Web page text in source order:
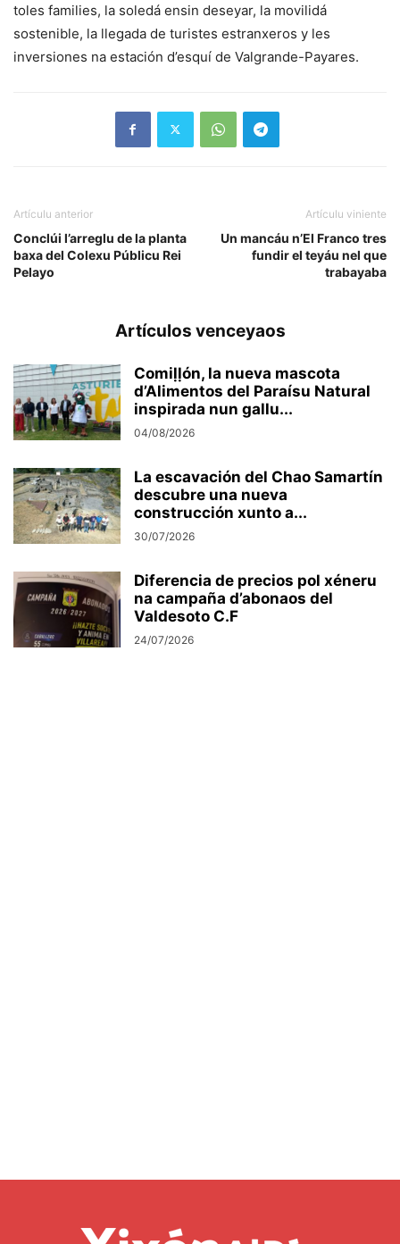
toles families, la soledá ensin deseyar, la movilidá
sostenible, la llegada de turistes estranxeros y les
inversiones na estación d’esquí de Valgrande-Payares.
Artículu anterior
Conclúi l’arreglu de la planta
baxa del Colexu Públicu Rei
Pelayo
Artículu viniente
Un mancáu n’El Franco tres
fundir el teyáu nel que
trabayaba
Artículos venceyaos
Comiḷḷón, la nueva mascota
d’Alimentos del Paraísu Natural
inspirada nun gallu...
04/08/2026
La escavación del Chao Samartín
descubre una nueva
construcción xunto a...
30/07/2026
Diferencia de precios pol xéneru
na campaña d’abonaos del
Valdesoto C.F
24/07/2026